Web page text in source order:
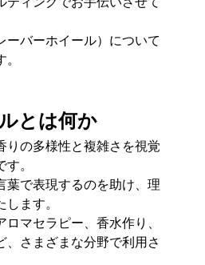
ーバーホイール）について
とは何か
りの多様性と複雑さを視覚
。
葉で表現するのを助け、理
ます。
マセラピー、香水作り、
、さまざまな分野で利用さ